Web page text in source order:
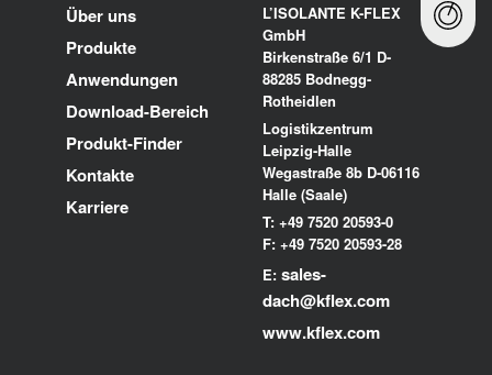
Über uns
Produkte
Anwendungen
Download-Bereich
Produkt-Finder
Kontakte
Karriere
L’ISOLANTE K-FLEX
GmbH
Birkenstraße 6/1 D-
88285 Bodnegg-
Rotheidlen
Logistikzentrum
Leipzig-Halle
Wegastraße 8b D-06116
Halle (Saale)
T: +49 7520 20593-0
F: +49 7520 20593-28
E: sales-
dach@kflex.com
www.kflex.com